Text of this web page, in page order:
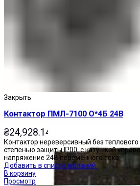
Закрыть
Контактор ПМЛ-7100 О*4Б 24В
₴24,928.14
Контактор нереверсивный без
степенью защиты IP00, с катушкой
напряжение 24В переменного тока.
Добавить в список желаний
В корзину
Просмотр